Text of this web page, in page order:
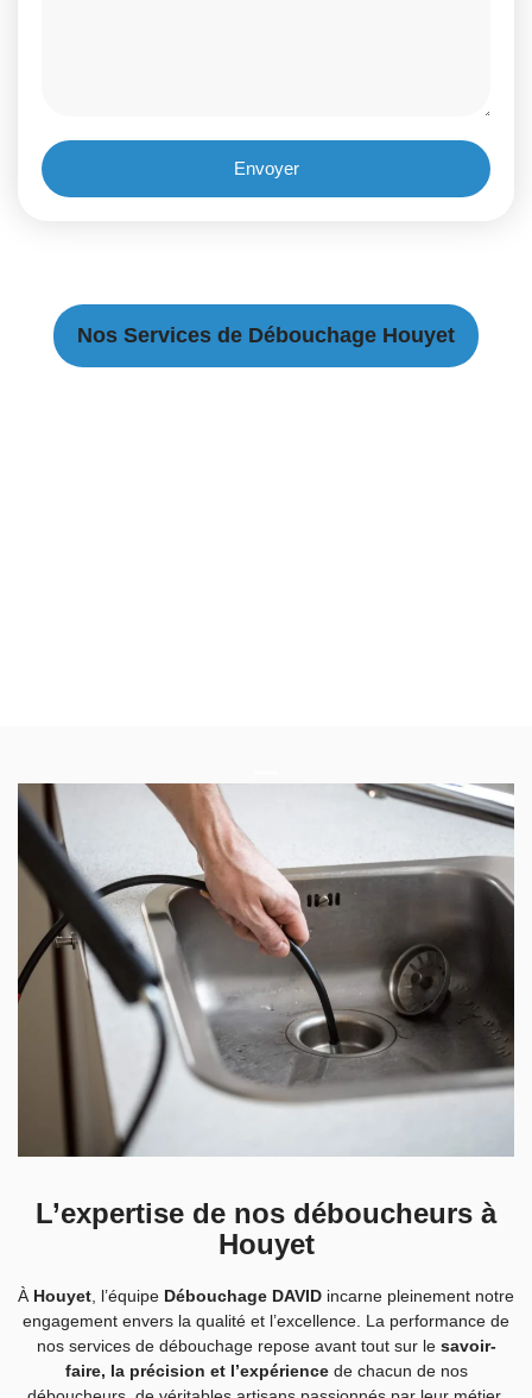
Envoyer
Nos Services de Débouchage Houyet
L’expertise de nos déboucheurs à
Houyet
À Houyet , l’équipe Débouchage DAVID incarne pleinement notre
engagement envers la qualité et l’excellence. La performance de
nos services de débouchage repose avant tout sur le savoir-
faire, la précision et l’expériencede chacun de nos